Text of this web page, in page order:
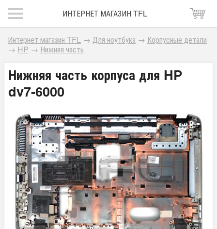
ИНТЕРНЕТ МАГАЗИН TFL
Интернет магазин TFL → Для ноутбука → Корпусные детали
→ HP → Нижняя часть
Нижняя часть корпуса для HP
dv7-6000